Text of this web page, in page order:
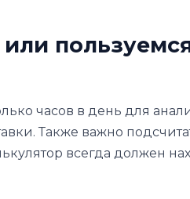
часов в день для
Также важно
всегда должен